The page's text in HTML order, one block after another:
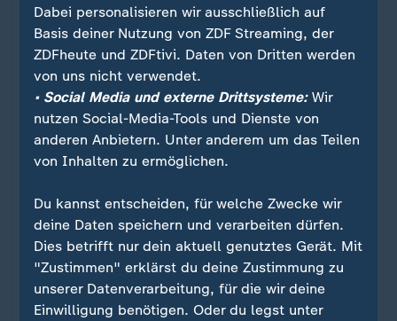
Ein Klick für den Datenschutz
Für die Darstellung von ZDFheute Infografiken
nutzen wir die Software von Datawrapper. Erst
wenn Sie hier klicken, werden die Grafiken
nachgeladen. Ihre IP-Adresse wird dabei an
externe Server von Datawrapper übertragen.
können Sie sich auf der Seite des Anbieters
informieren. Um Ihre künftigen Besuche zu
erleichtern, speichern wir Ihre Zustimmung in
denDatenschutzeinstellungen. Ihre
Zustimmung können Sie im Bereich „Meine
News“ jederzeit widerrufen.
Dabei personalisieren wir ausschließlich auf
Basis deiner Nutzung von ZDF Streaming, der
ZDFheute und ZDFtivi. Daten von Dritten werden
von uns nicht verwendet.
• Social Media und externe Drittsysteme:Wir
nutzen Social-Media-Tools und Dienste von
anderen Anbietern. Unter anderem um das Teilen
von Inhalten zu ermöglichen.
Du kannst entscheiden, für welche Zwecke wir
deine Daten speichern und verarbeiten dürfen.
Dies betrifft nur dein aktuell genutztes Gerät. Mit
"Zustimmen" erklärst du deine Zustimmung zu
unserer Datenverarbeitung, für die wir deine
Einwilligung benötigen. Oder du legst unter